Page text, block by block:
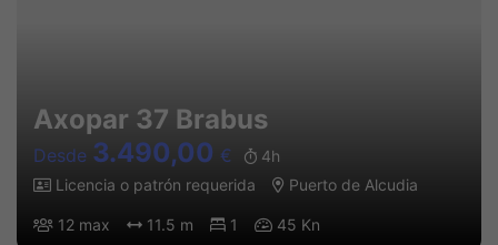
Axopar 37 Brabus
Desde 3.490,00 €
4h
Licencia o patrón requerida
Puerto de Alcudia
12 max 11.5 m 1 45 Kn